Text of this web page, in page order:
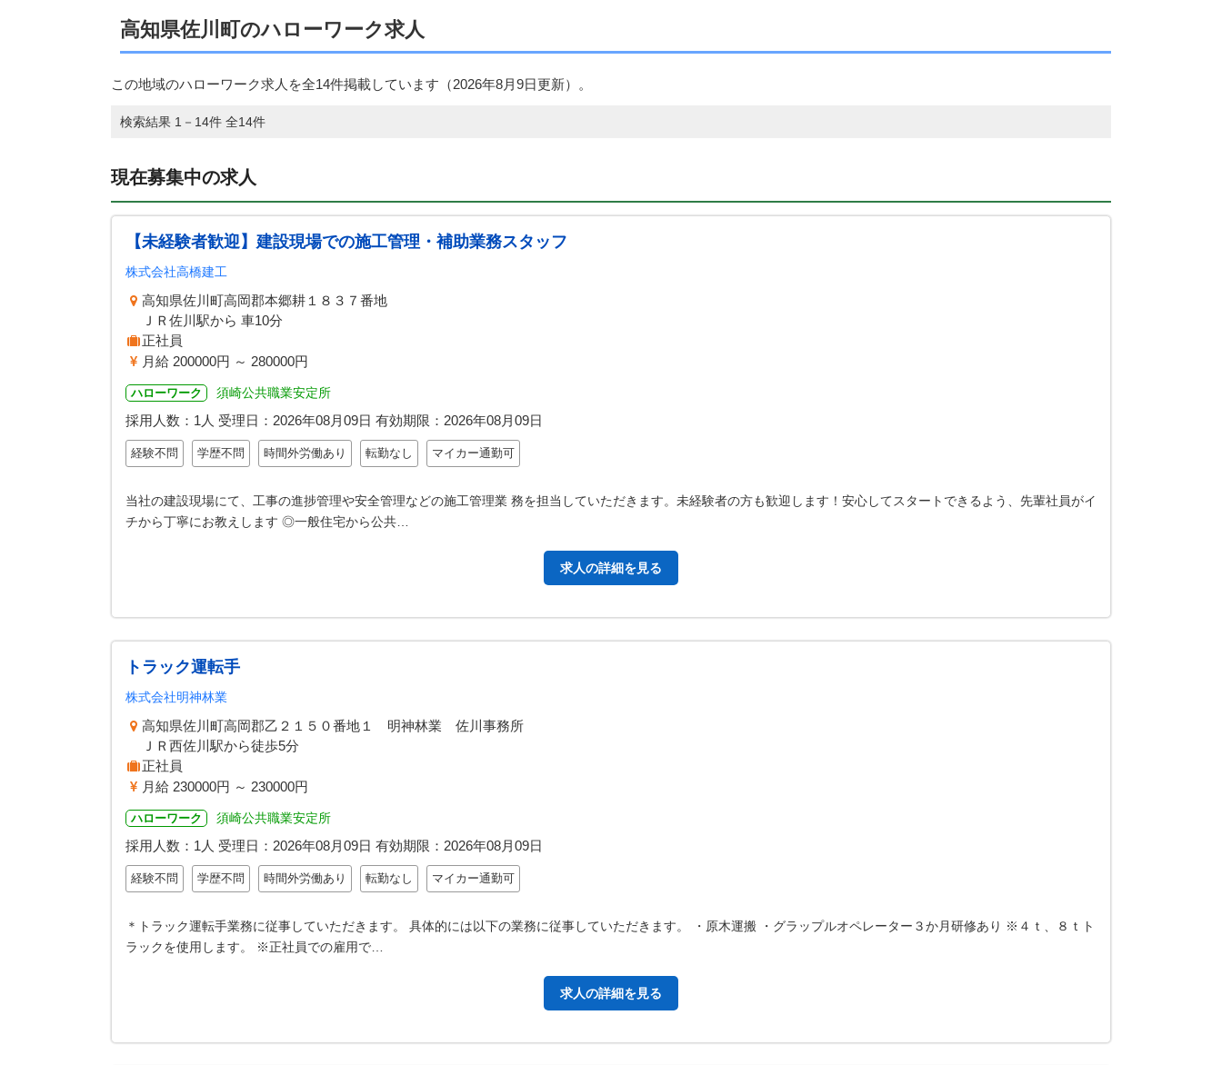
高知県佐川町のハローワーク求人
この地域のハローワーク求人を全14件掲載しています（2026年8月9日更新）。
検索結果 1－14件 全14件
現在募集中の求人
【未経験者歓迎】建設現場での施工管理・補助業務スタッフ
株式会社高橋建工
高知県佐川町高岡郡本郷耕１８３７番地
ＪＲ佐川駅から 車10分
正社員
月給 200000円 ～ 280000円
ハローワーク 須崎公共職業安定所
採用人数：1人 受理日： 2026年08月09日 有効期限： 2026年08月09日
経験不問 学歴不問 時間外労働あり 転勤なし マイカー通勤可
当社の建設現場にて、工事の進捗管理や安全管理などの施工管理業 務を担当していただきます。未経験者の方も歓迎します！安心してスタートできるよう、先輩社員がイ
チから丁寧にお教えします ◎一般住宅から公共…
求人の詳細を見る
トラック運転手
株式会社明神林業
高知県佐川町高岡郡乙２１５０番地１ 明神林業 佐川事務所
ＪＲ西佐川駅から徒歩5分
正社員
月給 230000円 ～ 230000円
ハローワーク 須崎公共職業安定所
採用人数：1人 受理日： 2026年08月09日 有効期限： 2026年08月09日
経験不問 学歴不問 時間外労働あり 転勤なし マイカー通勤可
＊トラック運転手業務に従事していただきます。 具体的には以下の業務に従事していただきます。 ・原木運搬 ・グラップルオペレーター３か月研修あり ※４ｔ、８ｔト
ラックを使用します。 ※正社員での雇用で…
求人の詳細を見る